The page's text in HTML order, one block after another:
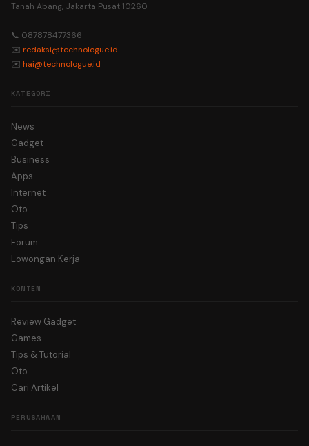
Tanah Abang, Jakarta Pusat 10260
📞 087878477366
✉️ redaksi@technologue.id
✉️ hai@technologue.id
KATEGORI
News
Gadget
Business
Apps
Internet
Oto
Tips
Forum
Lowongan Kerja
KONTEN
Review Gadget
Games
Tips & Tutorial
Oto
Cari Artikel
PERUSAHAAN